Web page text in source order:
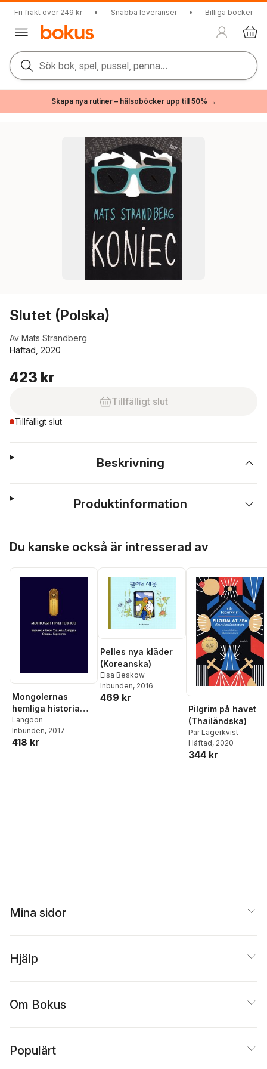
Fri frakt över 249 kr • Snabba leveranser • Billiga böcker
Sök bok, spel, pussel, penna...
Skapa nya rutiner – hälsoböcker upp till 50% →
Slutet (Polska)
Av Mats Strandberg
Häftad, 2020
423 kr
Tillfälligt slut
Tillfälligt slut
Beskrivning
Produktinformation
Du kanske också är intresserad av
Mongolernas
hemliga historia
(Mongoliska)
Langoon
Inbunden, 2017
418 kr
Pelles nya kläder
(Koreanska)
Elsa Beskow
Inbunden, 2016
469 kr
Pilgrim på havet
(Thailändska)
Pär Lagerkvist
Häftad, 2020
344 kr
Mina sidor
Hjälp
Om Bokus
Populärt